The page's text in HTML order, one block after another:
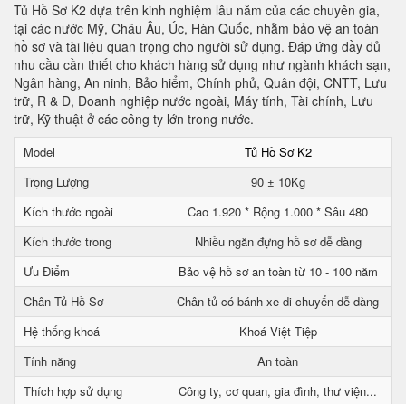
Tủ Hồ Sơ K2 dựa trên kinh nghiệm lâu năm của các chuyên gia,
tại các nước Mỹ, Châu Âu, Úc, Hàn Quốc, nhằm bảo vệ an toàn
hồ sơ và tài liệu quan trọng cho người sử dụng. Đáp ứng đầy đủ
nhu cầu cần thiết cho khách hàng sử dụng như ngành khách sạn,
Ngân hàng, An ninh, Bảo hiểm, Chính phủ, Quân đội, CNTT, Lưu
trữ, R & D, Doanh nghiệp nước ngoài, Máy tính, Tài chính, Lưu
trữ, Kỹ thuật ở các công ty lớn trong nước.
Model
Tủ Hồ Sơ K2
Trọng Lượng
90 ± 10Kg
Kích thước ngoài
Cao 1.920 * Rộng 1.000 * Sâu 480
Kích thước trong
Nhiều ngăn đựng hồ sơ dễ dàng
Ưu Điểm
Bảo vệ hồ sơ an toàn từ 10 - 100 năm
Chân Tủ Hồ Sơ
Chân tủ có bánh xe di chuyển dễ dàng
Hệ thống khoá
Khoá Việt Tiệp
Tính năng
An toàn
Thích hợp sử dụng
Công ty, cơ quan, gia đình, thư viện...